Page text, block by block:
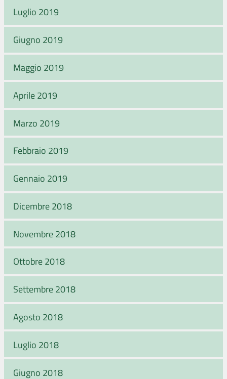
Luglio 2019
Giugno 2019
Maggio 2019
Aprile 2019
Marzo 2019
Febbraio 2019
Gennaio 2019
Dicembre 2018
Novembre 2018
Ottobre 2018
Settembre 2018
Agosto 2018
Luglio 2018
Giugno 2018